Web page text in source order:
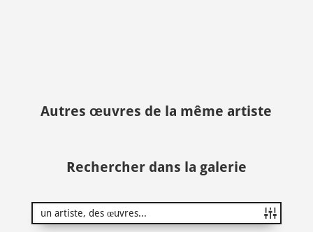
Autres œuvres de la même artiste
Rechercher dans la galerie